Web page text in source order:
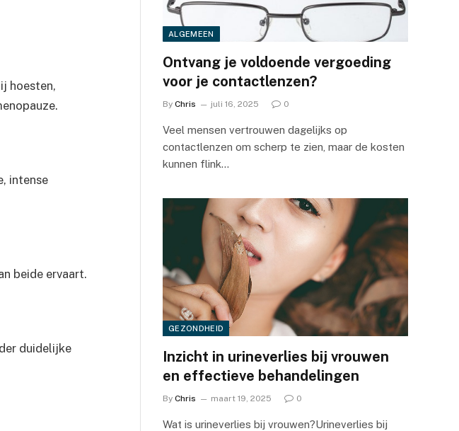
hoesten,
intense
beide ervaart.
duidelijke
ALGEMEEN
Ontvang je voldoende vergoeding
voor je contactlenzen?
By Chris juli 16, 2025 0
Veel mensen vertrouwen dagelijks op
contactlenzen om scherp te zien, maar de kosten
kunnen flink…
GEZONDHEID
Inzicht in urineverlies bij vrouwen
en effectieve behandelingen
By Chris maart 19, 2025 0
Wat is urineverlies bij vrouwen?Urineverlies bij